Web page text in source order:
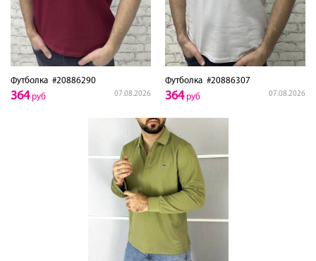
Футболка #20886290
07.08.2026
364руб
Футболка #20886307
07.08.2026
364руб